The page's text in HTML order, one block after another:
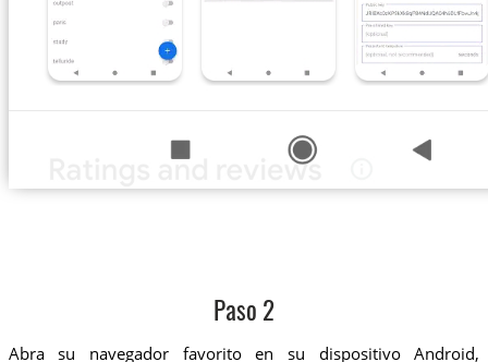
Paso 2
Abra su navegador favorito en su dispositivo Android,